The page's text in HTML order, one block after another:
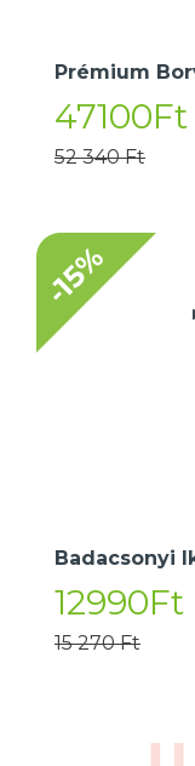
Prémium
47100Ft
52 340 Ft
-15%
Badacsonyi
12990Ft
15 270 Ft